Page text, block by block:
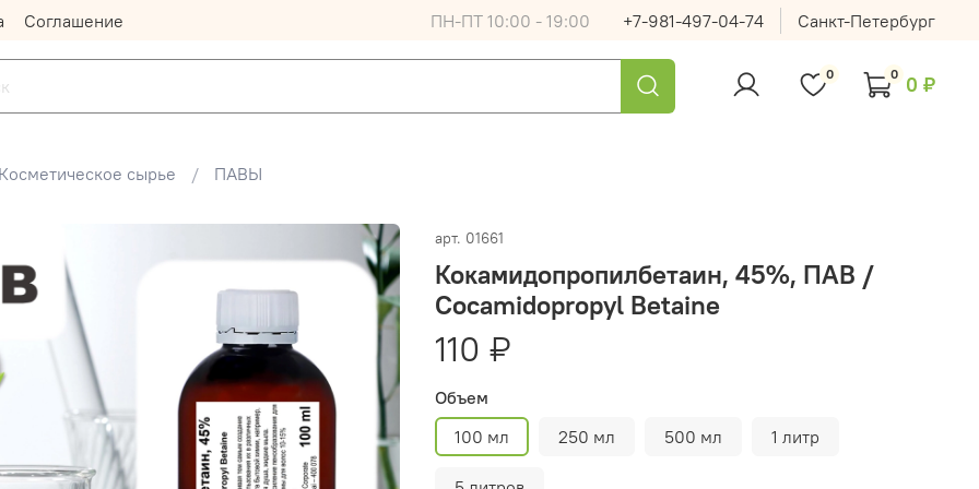
Соглашение ПН-ПТ 10:00 - 19:00 +7-981-497-04-74 Санкт-Петербург
0 0 0 ₽
Косметическое сырье ПАВЫ
арт. 01661
Кокамидопропилбетаин, 45%, ПАВ /
Cocamidopropyl Betaine
110 ₽
Объем
100 мл
250 мл 500 мл 1 литр